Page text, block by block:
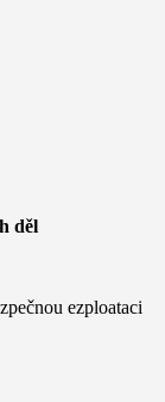
děl
ezploataci